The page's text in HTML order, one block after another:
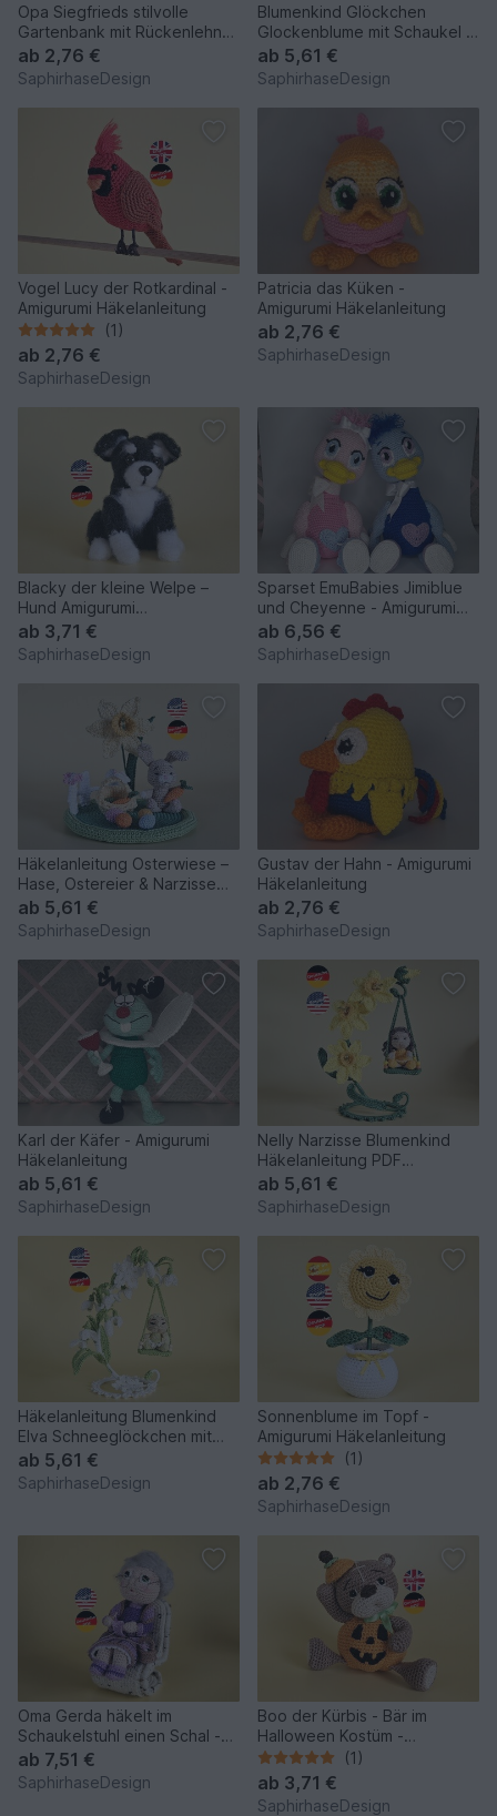
Opa Siegfrieds stilvolle
Gartenbank mit Rückenlehne
- Häkelanleitung
ab 2,76 €
SaphirhaseDesign
Blumenkind Glöckchen
Glockenblume mit Schaukel –
Häkelanleitung
ab 5,61 €
SaphirhaseDesign
Vogel Lucy der Rotkardinal -
Amigurumi Häkelanleitung
(1)
ab 2,76 €
SaphirhaseDesign
Patricia das Küken -
Amigurumi Häkelanleitung
ab 2,76 €
SaphirhaseDesign
Blacky der kleine Welpe –
Hund Amigurumi
Häkelanleitung PDF
ab 3,71 €
SaphirhaseDesign
Sparset EmuBabies Jimiblue
und Cheyenne - Amigurumi
Häkelanleitung
ab 6,56 €
SaphirhaseDesign
Häkelanleitung Osterwiese –
Hase, Ostereier & Narzisse
als Frühlingsdeko
ab 5,61 €
SaphirhaseDesign
Gustav der Hahn - Amigurumi
Häkelanleitung
ab 2,76 €
SaphirhaseDesign
Karl der Käfer - Amigurumi
Häkelanleitung
ab 5,61 €
SaphirhaseDesign
Nelly Narzisse Blumenkind
Häkelanleitung PDF
Frühlingsdeko Amigurumi
ab 5,61 €
SaphirhaseDesign
Häkelanleitung Blumenkind
Elva Schneeglöckchen mit
Schaukel
ab 5,61 €
SaphirhaseDesign
Sonnenblume im Topf -
Amigurumi Häkelanleitung
(1)
ab 2,76 €
SaphirhaseDesign
Oma Gerda häkelt im
Schaukelstuhl einen Schal -
Amigurumi Häkelanleitung
ab 7,51 €
SaphirhaseDesign
Boo der Kürbis - Bär im
Halloween Kostüm -
Amigurumi Häkelanleitung
(1)
ab 3,71 €
SaphirhaseDesign